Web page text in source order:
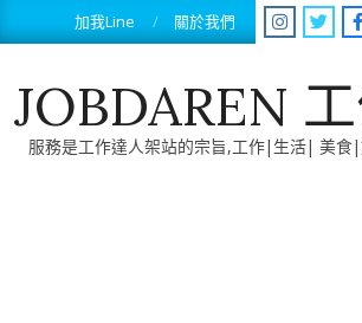
to
加我Line 關於我們
JOBDAREN
服務是工作達人架站的宗旨,工作|生活| 美食